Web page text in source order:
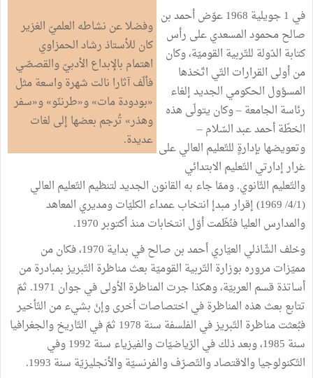
وفضلا عن نشاطه العلميّ الغزير
كان للأستاذ رشاد الحمزاوي
اهتمام بالإبداع الأدبيّ والقصصّي
فألّف آثارا نالت شهرة واسعة مثل
«بودودة مات» و«طرننّو» و«سفر
وهذر» تُرجم بعضها إلى لغات
عديدة.
في 1 جويلية 1968 عوّض أحمد بن
صالح محمود المسعدي على رأس
كتابة الدّولة للتّربية القوميّة، وكان
من أولى القرارات التّي اتّخذها
المسؤول الحكومي الجديد إلغاء
رئاسة الجامعة – وكان يتولّى هذه
الخطّة أحمد عبد السّلام –
وتعويضها بإدارةٍ للتّعليم العالي على
غرار إدارتي التّعليم الابتدائي
والتّعليم الثّانوي. وممّا جاء به القانون الجديد لتنظيم التّعليم العالي
(4/1/ 1969) إقرار مبدإ انتخاب عمداء الكليّات ومديري المعاهد
والمدارس العليا فنُظّمت أوّل انتخابات منذ أكتوبر 1970.
وخلف الشّاذلي العيّاري أحمد بن صالح في بداية 1970، فكان من
مميّزات مروره بوزارة التّربية القوميّة بعث مناظرة التّبريز بمبادرة من
أساتذة قسم العربيّة، وهكذا جرت المناظرة الأولى في جوان 1971. ثمّ
تتابع بعث هذه المناظرة في اختصاصات أخرى وإنْ بشيء من التّأخير
فبُعثت مناظرة التّبريز في الفلسفة سنة 1978 ثمّ في التّاريخ والجغرافيا
سنة 1985، وبعد ذلك في الرّياضيّات والفيزياء سنة 1992 وفي
التّكنولوجيا والاقتصاد والتّصرّف والفرنسيّة والأنجليزيّة سنة 1993.